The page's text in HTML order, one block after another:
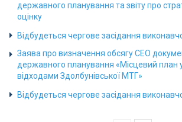
державного планування та звіту про
оцінку
Відбудеться чергове засідання
Заява про визначення обсягу СЕО
державного планування «Місцевий план
відходами Здолбунівської МТГ»
Відбудеться чергове засідання